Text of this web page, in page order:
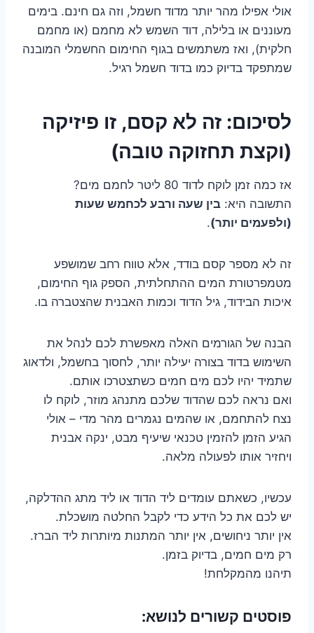
אולי אפילו מהר יותר מדוד חשמל, וזה גם חינם. בימים
מעוננים או בלילה, דוד השמש לא מחמם (או מחמם
חלקית), ואז משתמשים בגוף החימום החשמלי המובנה
שמתפקד בדיוק כמו בדוד חשמל רגיל.
לסיכום: זה לא קסם, זו פיזיקה
(וקצת תחזוקה טובה)
אז כמה זמן לוקח לדוד 80 ליטר לחמם מים?
התשובה היא: בין שעה ורבע לכחמש שעות
(ולפעמים יותר).
זה לא מספר קסם בודד, אלא טווח רחב שמושפע
מטמפרטורת המים ההתחלתית, הספק גוף החימום,
איכות הבידוד, גיל הדוד וכמות האבנית שהצטברה בו.
הבנה של הגורמים האלה מאפשרת לכם לנהל את
השימוש בדוד בצורה יעילה יותר, לחסוך בחשמל, ולדאוג
שתמיד יהיו לכם מים חמים כשתצטרכו אותם.
ואם נראה לכם שהדוד שלכם מתנהג מוזר, לוקח לו
נצח להתחמם, או שהמים נגמרים מהר מדי – אולי
הגיע הזמן להזמין טכנאי שיעיף מבט, ינקה אבנית
ויחזיר אותו לפעולה מלאה.
עכשיו, כשאתם עומדים ליד הדוד או ליד מתג ההדלקה,
יש לכם את כל הידע כדי לקבל החלטה מושכלת.
אין יותר ניחושים, אין יותר המתנות מיותרות ליד הברז.
רק מים חמים, בדיוק בזמן.
תיהנו מהמקלחת!
פוסטים קשורים לנושא: